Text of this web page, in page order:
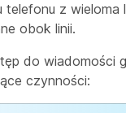
telefonu z wieloma
obok linii.
do wiadomości
czynności: